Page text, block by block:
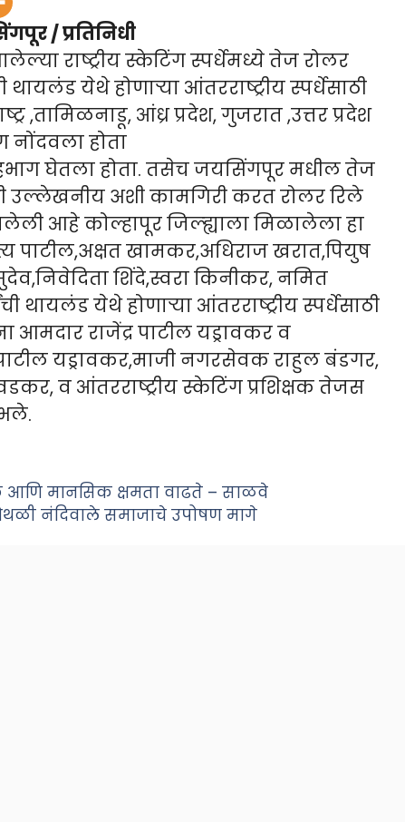
/ प्रतिनिधी
राष्ट्रीय स्केटिंग स्पर्धेमध्ये तेज रोलर
येथे होणाऱ्या आंतरराष्ट्रीय स्पर्धेसाठी
,तामिळनाडू, आंध्र प्रदेश, गुजरात ,उत्तर प्रदेश
होता
घेतला होता. तसेच जयसिंगपूर मधील तेज
उल्लेखनीय अशी कामगिरी करत रोलर रिले
आहे कोल्हापूर जिल्ह्याला मिळालेला हा
पाटील,अक्षत खामकर,अधिराज खरात,पियुष
शिंदे,स्वरा किनीकर, नमित
थायलंड येथे होणाऱ्या आंतरराष्ट्रीय स्पर्धेसाठी
आमदार राजेंद्र पाटील यड्रावकर व
यड्रावकर,माजी नगरसेवक राहुल बंडगर,
व आंतरराष्ट्रीय स्केटिंग प्रशिक्षक तेजस
आणि मानसिक क्षमता वाढते – साळवे
नंदिवाले समाजाचे उपोषण मागे